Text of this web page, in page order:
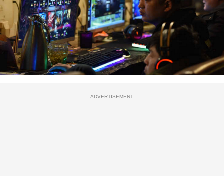
ADVERTISEMENT